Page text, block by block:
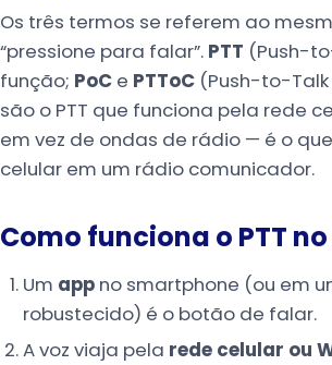
Os três termos se referem ao
“pressione para falar”. PTT (Push-
função; PoC e PTToC (Push-to-
são o PTT que funciona pela rede
em vez de ondas de rádio — é o
celular em um rádio comunicador.
Como funciona o PTT
Um appno smartphone (ou em
robustecido) é o botão de falar.
A voz viaja pela rede celular ou